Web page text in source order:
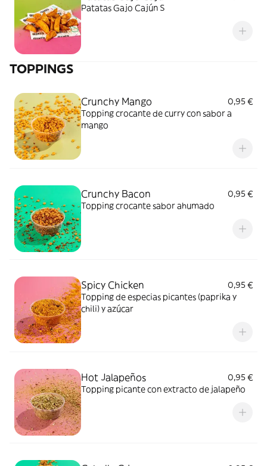
Patatas Gajo Cajún S
TOPPINGS
Crunchy Mango
0,95 €
Topping crocante de curry con sabor a
mango
Crunchy Bacon
0,95 €
Topping crocante sabor ahumado
Spicy Chicken
0,95 €
Topping de especias picantes (paprika y
chili) y azúcar
Hot Jalapeños
0,95 €
Topping picante con extracto de jalapeño